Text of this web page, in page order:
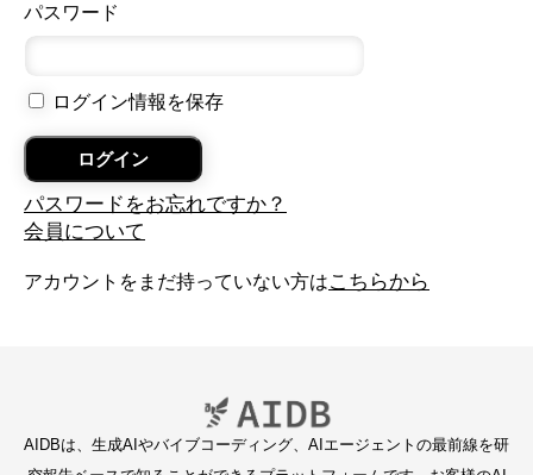
パスワード
ログイン情報を保存
パスワードをお忘れですか？
会員について
アカウントをまだ持っていない方は こちらから
AIDBは、生成AIやバイブコーディング、AIエージェントの最前線を研